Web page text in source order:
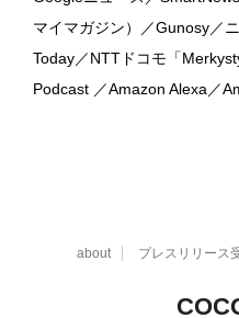
マイマガジン）／Gunosy／
Today／NTTドコモ「
Podcast ／Amazon Alexa／
about プレスリリース